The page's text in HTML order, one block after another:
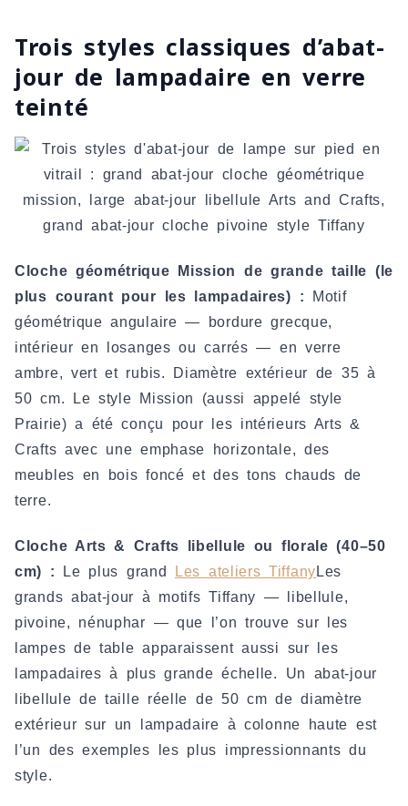
Trois styles classiques d’abat-
jour de lampadaire en verre
teinté
Cloche géométrique Mission de grande taille (le
plus courant pour les lampadaires) : Motif
géométrique angulaire — bordure grecque,
intérieur en losanges ou carrés — en verre
ambre, vert et rubis. Diamètre extérieur de 35 à
50 cm. Le style Mission (aussi appelé style
Prairie) a été conçu pour les intérieurs Arts &
Crafts avec une emphase horizontale, des
meubles en bois foncé et des tons chauds de
terre.
Cloche Arts & Crafts libellule ou florale (40–50
cm) : Le plus grand Les ateliers Tiffany Les
grands abat-jour à motifs Tiffany — libellule,
pivoine, nénuphar — que l’on trouve sur les
lampes de table apparaissent aussi sur les
lampadaires à plus grande échelle. Un abat-jour
libellule de taille réelle de 50 cm de diamètre
extérieur sur un lampadaire à colonne haute est
l’un des exemples les plus impressionnants du
style.